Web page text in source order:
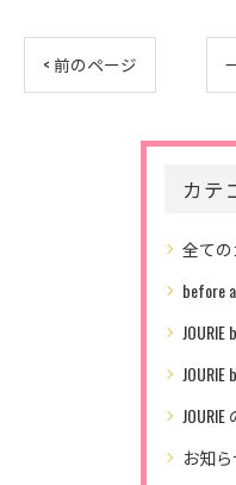
< 前のページ
カテ
全て
before
お知